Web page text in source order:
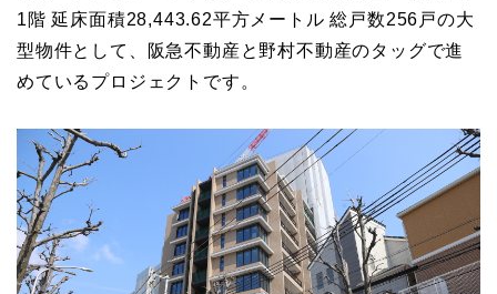
1階 延床面積28,443.62平方メートル 総戸数256戸の大
型物件として、阪急不動産と野村不動産のタッグで進
めているプロジェクトです。